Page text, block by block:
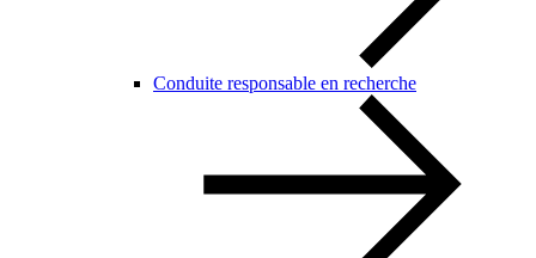
Conduite responsable en recherche